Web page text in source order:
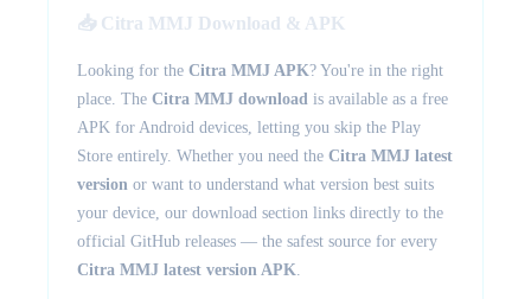
📥 Citra MMJ Download & APK
Looking for the Citra MMJ APK? You're in the right
place. The Citra MMJ download is available as a free
APK for Android devices, letting you skip the Play
Store entirely. Whether you need the Citra MMJ latest
version or want to understand what version best suits
your device, our download section links directly to the
official GitHub releases — the safest source for every
Citra MMJ latest version APK